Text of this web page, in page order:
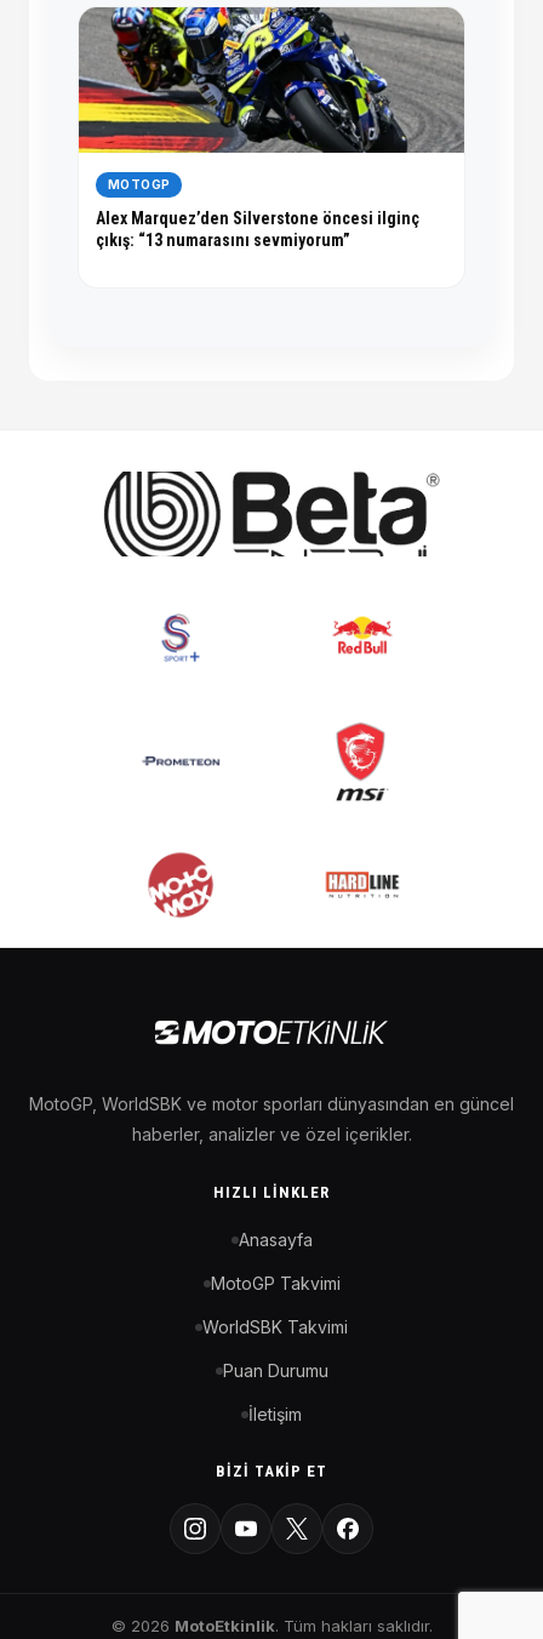
MOTOGP
Alex Marquez’den Silverstone öncesi ilginç
çıkış: “13 numarasını sevmiyorum”
MotoGP, WorldSBK ve motor sporları dünyasından en güncel
haberler, analizler ve özel içerikler.
HIZLI LINKLER
Anasayfa
MotoGP Takvimi
WorldSBK Takvimi
Puan Durumu
İletişim
BIZI TAKIP ET
© 2026 MotoEtkinlik. Tüm hakları saklıdır.